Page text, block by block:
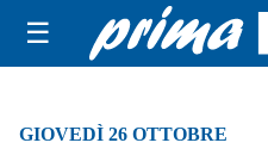
☰
GIOVEDÌ 26 OTTOBRE